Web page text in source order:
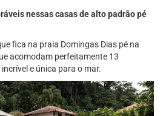
nessas casas de alto padrão pé
fica na praia Domingas Dias pé na
acomodam perfeitamente 13
e única para o mar.